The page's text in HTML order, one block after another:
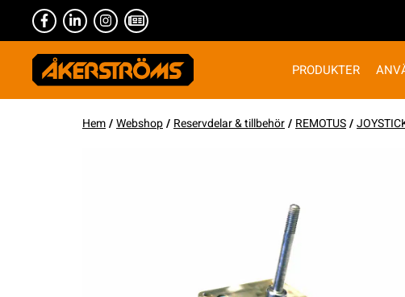
PRODUKTER
Hem/Webshop/ Reservdelar & tillbehör/ REMOTUS/